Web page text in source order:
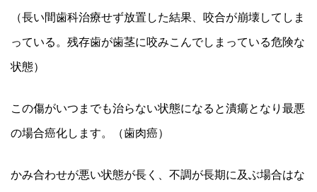
（長い間歯科治療せず放置した結果、咬合が崩壊してしま
っている。残存歯が歯茎に咬みこんでしまっている危険な
状態）
この傷がいつまでも治らない状態になると潰瘍となり最悪
の場合癌化します。（歯肉癌）
かみ合わせが悪い状態が長く、不調が長期に及ぶ場合はな